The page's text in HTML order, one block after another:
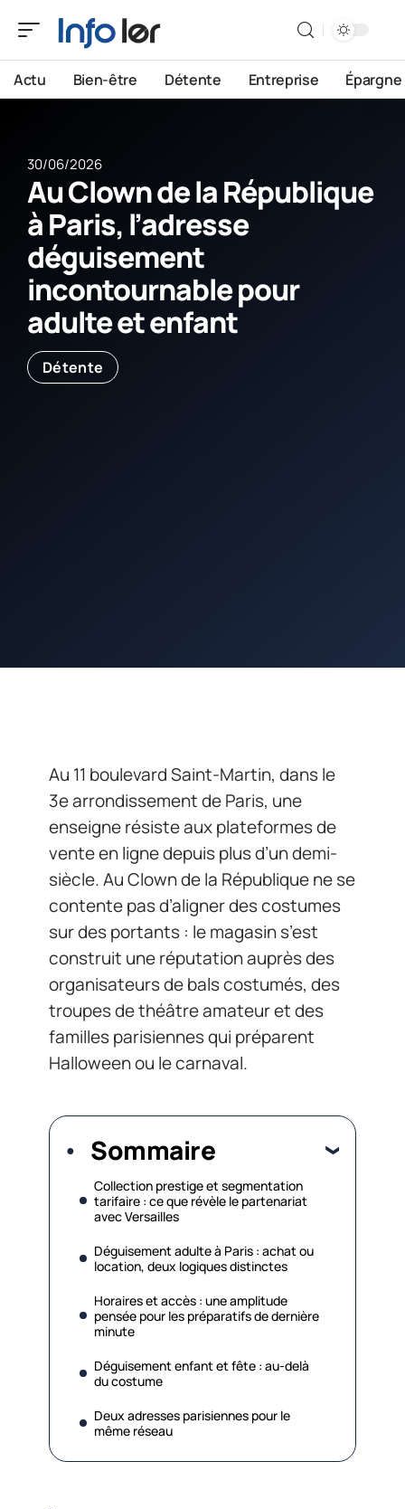
Actu Bien-être Détente Entreprise Épargne
30/06/2026
Au Clown de la République
à Paris, l’adresse
déguisement
incontournable pour
adulte et enfant
Détente
Au 11 boulevard Saint-Martin, dans le
3e arrondissement de Paris, une
enseigne résiste aux plateformes de
vente en ligne depuis plus d’un demi-
siècle. Au Clown de la République ne se
contente pas d’aligner des costumes
sur des portants : le magasin s’est
construit une réputation auprès des
organisateurs de bals costumés, des
troupes de théâtre amateur et des
familles parisiennes qui préparent
Halloween ou le carnaval.
Sommaire
Collection prestige et segmentation
tarifaire : ce que révèle le partenariat
avec Versailles
Déguisement adulte à Paris : achat ou
location, deux logiques distinctes
Horaires et accès : une amplitude
pensée pour les préparatifs de dernière
minute
Déguisement enfant et fête : au-delà
du costume
Deux adresses parisiennes pour le
même réseau